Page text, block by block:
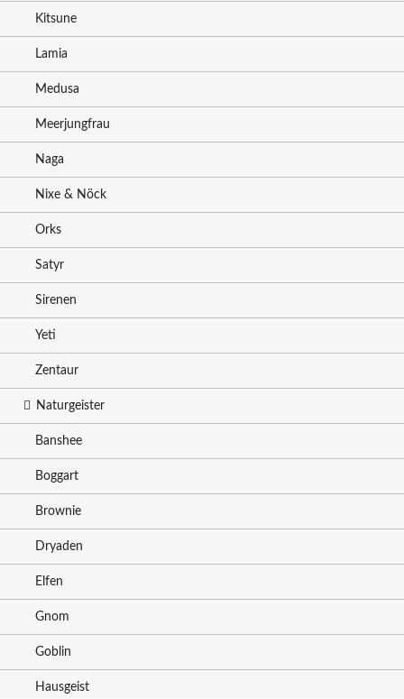
Kitsune
Lamia
Medusa
Meerjungfrau
Naga
Nixe & Nöck
Orks
Satyr
Sirenen
Yeti
Zentaur
Naturgeister
Banshee
Boggart
Brownie
Dryaden
Elfen
Gnom
Goblin
Hausgeist